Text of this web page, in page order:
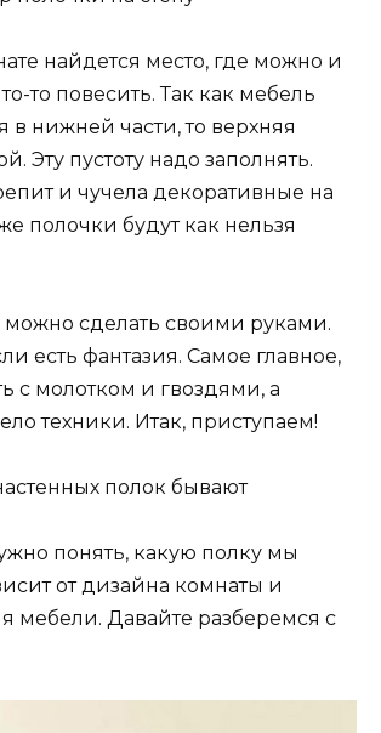
найдется место, где можно и
то повесить. Так как мебель
в нижней части, то верхняя
Эту пустоту надо заполнять.
и чучела декоративные на
полочки будут как нельзя
сделать своими руками.
есть фантазия. Самое главное,
с молотком и гвоздями, а
техники. Итак, приступаем!
полок бывают
понять, какую полку мы
от дизайна комнаты и
мебели. Давайте разберемся с